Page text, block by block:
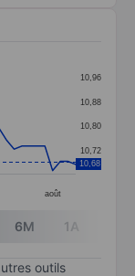
Data
août
10,72
10,80
10,88
10,96
10,68
6M 1A
outils